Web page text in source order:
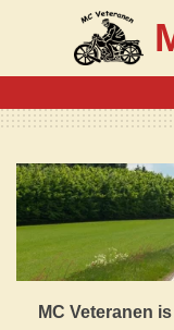
naar
de
MC Veteranen